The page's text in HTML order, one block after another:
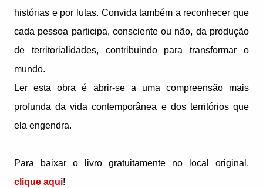
histórias e por lutas. Convida também a reconhecer que
cada pessoa participa, consciente ou não, da produção
de territorialidades, contribuindo para transformar o
mundo.
Ler esta obra é abrir-se a uma compreensão mais
profunda da vida contemporânea e dos territórios que
ela engendra.
Para baixar o livro gratuitamente no local original,
clique aqui!